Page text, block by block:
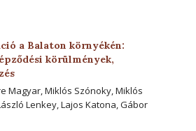
a Balaton környékén:
körülmények,
Magyar, Miklós Szónoky, Miklós
Lenkey, Lajos Katona, Gábor